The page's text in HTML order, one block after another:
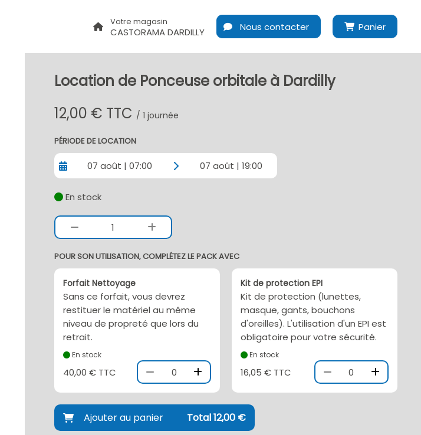
Votre magasin
CASTORAMA DARDILLY Nous contacter Panier
Location de Ponceuse orbitale à Dardilly
12,00 € TTC / 1 journée
PÉRIODE DE LOCATION
07 août | 07:00 07 août | 19:00
En stock
1
POUR SON UTILISATION, COMPLÉTEZ LE PACK AVEC
Forfait Nettoyage
Sans ce forfait, vous devrez
restituer le matériel au même
niveau de propreté que lors du
retrait.
En stock
40,00 € TTC 0
Kit de protection EPI
Kit de protection (lunettes,
masque, gants, bouchons
d'oreilles). L'utilisation d'un EPI est
obligatoire pour votre sécurité.
En stock
16,05 € TTC 0
Ajouter au panier Total 12,00 €